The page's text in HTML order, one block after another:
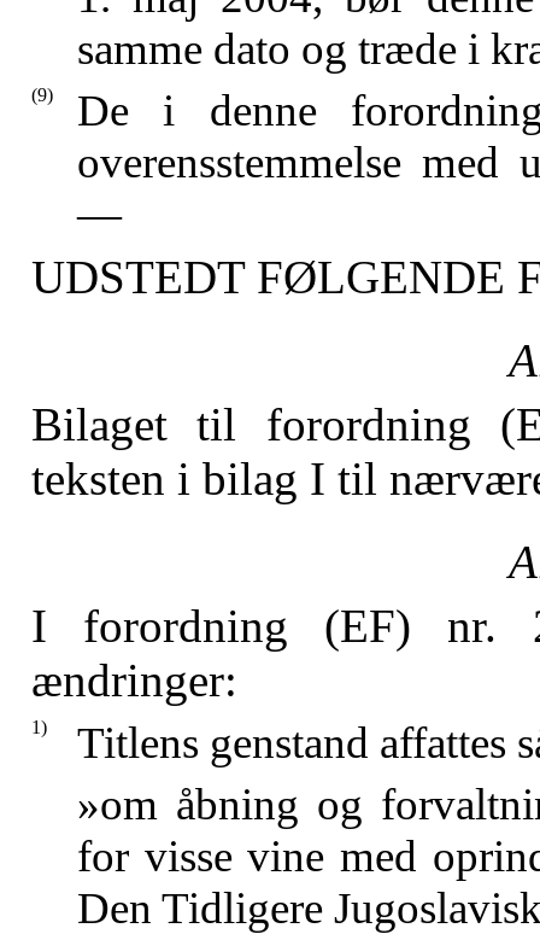
samme dato og træde i
(9)
De i denne
overensstemmelse med
—
UDSTEDT FØLGENDE
Bilaget til forordning
teksten i bilag I til
I forordning (EF) nr.
ændringer:
1)
Titlens genstand affattes
»om åbning og
for visse vine med
Den Tidligere